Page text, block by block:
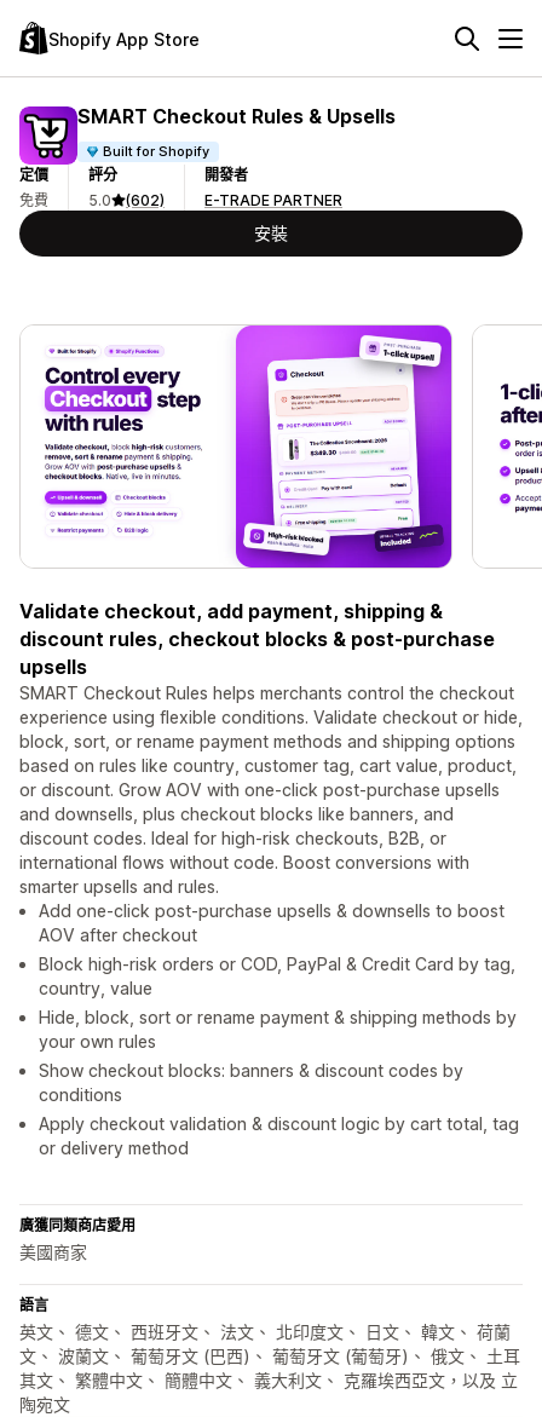
Shopify App Store
SMART Checkout Rules & Upsells
Built for Shopify
定價
免費
評分
5.0
(602)
開發者
E-TRADE PARTNER
安裝
Validate checkout, add payment, shipping &
discount rules, checkout blocks & post-purchase
upsells
SMART Checkout Rules helps merchants control the checkout
experience using flexible conditions. Validate checkout or hide,
block, sort, or rename payment methods and shipping options
based on rules like country, customer tag, cart value, product,
or discount. Grow AOV with one-click post-purchase upsells
and downsells, plus checkout blocks like banners, and
discount codes. Ideal for high-risk checkouts, B2B, or
international flows without code. Boost conversions with
smarter upsells and rules.
Add one-click post-purchase upsells & downsells to boost
AOV after checkout
Block high-risk orders or COD, PayPal & Credit Card by tag,
country, value
Hide, block, sort or rename payment & shipping methods by
your own rules
Show checkout blocks: banners & discount codes by
conditions
Apply checkout validation & discount logic by cart total, tag
or delivery method
廣獲同類商店愛用
美國商家
語言
英文、 德文、 西班牙文、 法文、 北印度文、 日文、 韓文、 荷蘭
文、 波蘭文、 葡萄牙文 (巴西)、 葡萄牙文 (葡萄牙)、 俄文、 土耳
其文、 繁體中文、 簡體中文、 義大利文、 克羅埃西亞文，以及 立
陶宛文